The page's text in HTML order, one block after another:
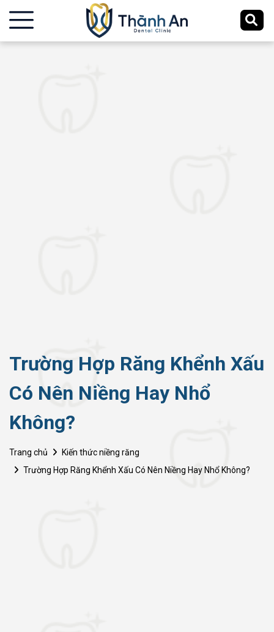
Trường Hợp Răng Khểnh Xấu
Có Nên Niềng Hay Nhổ
Không?
Trang chủ
Kiến thức niềng răng
Trường Hợp Răng Khểnh Xấu Có Nên Niềng Hay Nhổ Không?